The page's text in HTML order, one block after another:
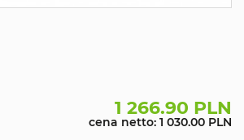
1 266.90 PLN
cena netto: 1 030.00 PLN